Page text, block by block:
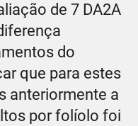
de 7 DA2A
do
que para estes
anteriormente a
por folíolo foi